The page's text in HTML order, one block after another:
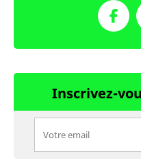
Inscrivez-